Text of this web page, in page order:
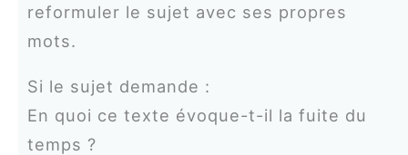
reformuler le sujet avec ses propres
mots.
Si le sujet demande :
En quoi ce texte évoque-t-il la fuite du
temps ?